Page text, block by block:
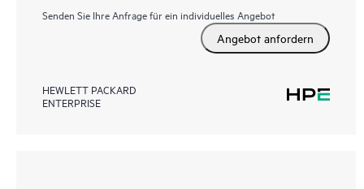
Senden Sie Ihre Anfrage für ein individuelles Angebot
Angebot anfordern
HEWLETT PACKARD
ENTERPRISE